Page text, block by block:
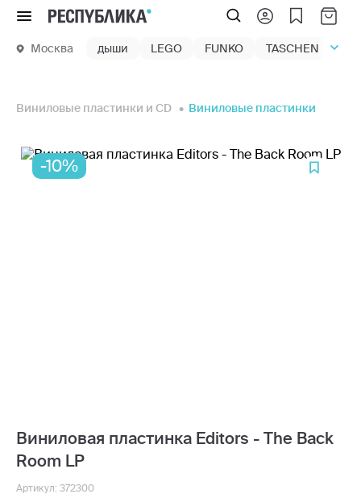
Меню
Москва дыши LEGO FUNKO TASCHEN
Виниловые пластинки и CD Виниловые пластинки
-10%
Виниловая пластинка Editors - The Back
Room LP
Артикул: 372300